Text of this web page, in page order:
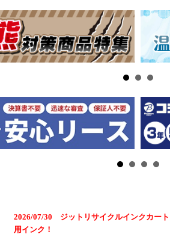
2026/07/30 ジットリサイクルインクカー
用インク！